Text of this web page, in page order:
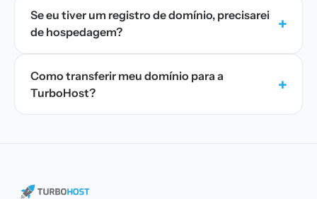
Se eu tiver um registro de domínio, precisarei
de hospedagem?
+
Como transferir meu domínio para a
TurboHost?
+